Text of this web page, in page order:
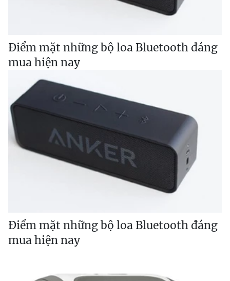
Điểm mặt những bộ loa Bluetooth đáng
mua hiện nay
Điểm mặt những bộ loa Bluetooth đáng
mua hiện nay